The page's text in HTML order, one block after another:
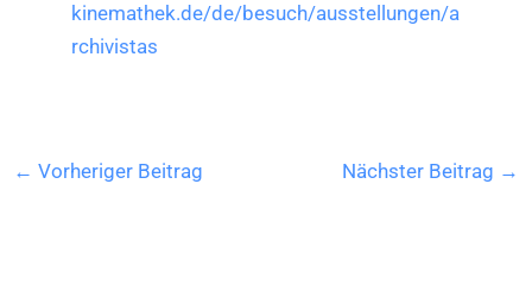
kinemathek.de/de/besuch/ausstellungen/a
rchivistas
← Vorheriger Beitrag Nächster Beitrag →